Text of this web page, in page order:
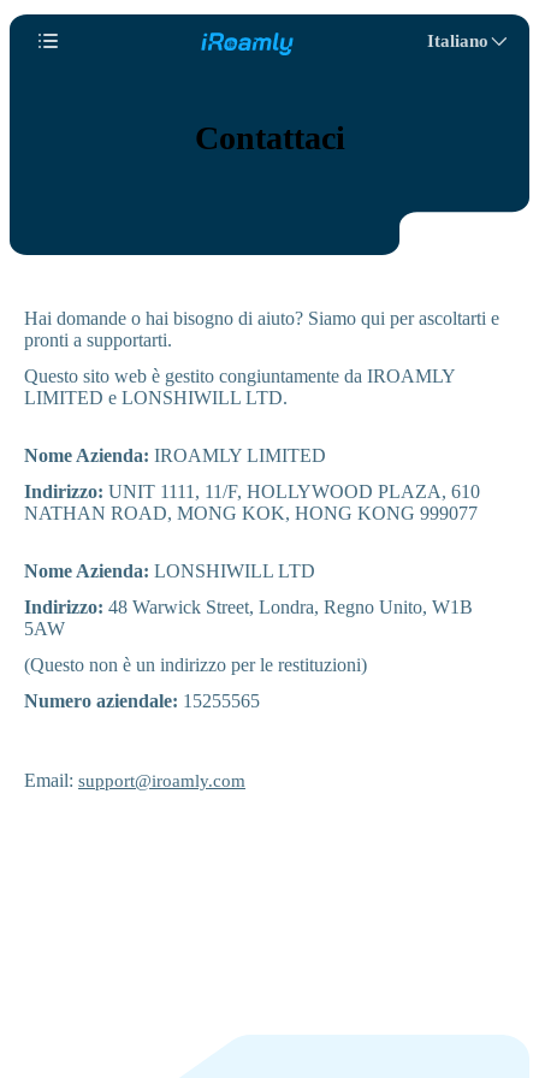
Italiano
Contattaci
Hai domande o hai bisogno di aiuto? Siamo qui per ascoltarti e
pronti a supportarti.
Questo sito web è gestito congiuntamente da IROAMLY
LIMITED e LONSHIWILL LTD.
Nome Azienda: IROAMLY LIMITED
Indirizzo: UNIT 1111, 11/F, HOLLYWOOD PLAZA, 610
NATHAN ROAD, MONG KOK, HONG KONG 999077
Nome Azienda: LONSHIWILL LTD
Indirizzo: 48 Warwick Street, Londra, Regno Unito, W1B
5AW
(Questo non è un indirizzo per le restituzioni)
Numero aziendale: 15255565
Email: support@iroamly.com